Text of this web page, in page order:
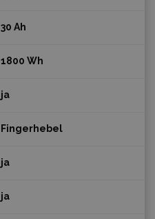
30 Ah
1800 Wh
ja
Fingerhebel
ja
ja